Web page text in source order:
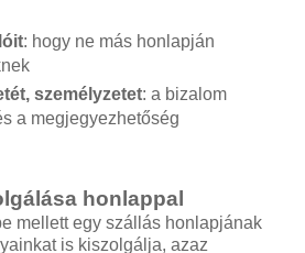
: hogy ne más honlapján
személyzetet: a bizalom
a megjegyezhetőség
honlappal
mellett egy szállás honlapjának
is kiszolgálja, azaz